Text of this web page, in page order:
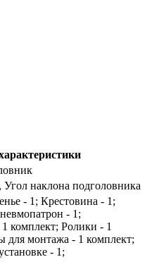
Угол наклона подголовника
- 1; Крестовина - 1;
- 1;
комплект; Ролики - 1
для монтажа - 1 комплект;
- 1;